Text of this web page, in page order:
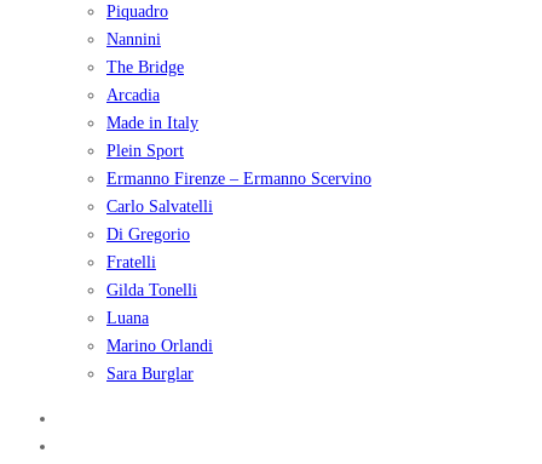
Piquadro
Nannini
The Bridge
Arcadia
Made in Italy
Plein Sport
Ermanno Firenze – Ermanno Scervino
Carlo Salvatelli
Di Gregorio
Fratelli
Gilda Tonelli
Luana
Marino Orlandi
Sara Burglar